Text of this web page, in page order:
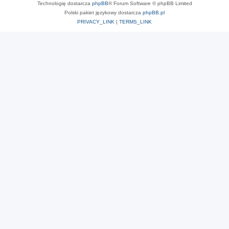
Technologię dostarcza phpBB® Forum Software © phpBB Limited
Polski pakiet językowy dostarcza phpBB.pl
PRIVACY_LINK | TERMS_LINK